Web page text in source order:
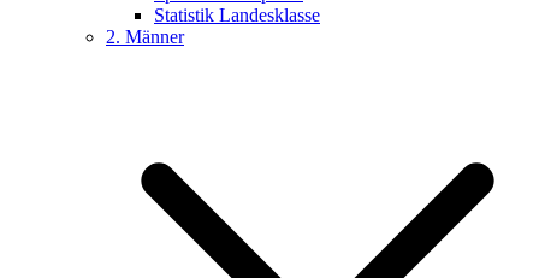
Statistik Landesklasse
2. Männer